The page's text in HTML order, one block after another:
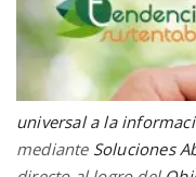
universal a la
mediante Soluciones